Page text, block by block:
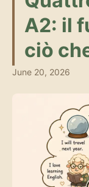
A2: il
ciò
June 20, 2026